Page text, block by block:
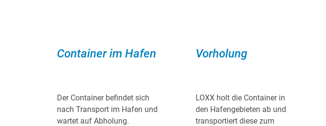
Container im Hafen
Der Container befindet sich
nach Transport im Hafen und
wartet auf Abholung.
Vorholung
LOXX holt die Container in
den Hafengebieten ab und
transportiert diese zum